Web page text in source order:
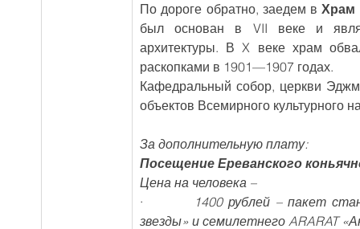
По дороге обратно, заедем в Храм
был основан в VII веке и
архитектуры. В X веке храм
раскопками в 1901—1907 годах.
Кафедральный собор, церкви
объектов Всемирного культурного
За дополнительную плату:
Посещение Ереванского
Цена на человека –
·
1400 рублей – пакет
звезды» и семилетнего ARARAT